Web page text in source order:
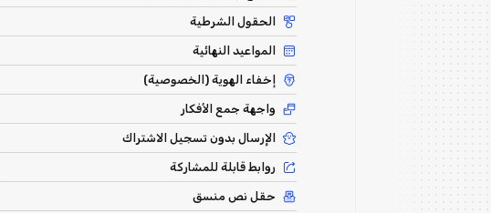
الحقول الشرطية
المواعيد النهائية
إخفاء الهوية (الخصوصية)
واجهة جمع الأفكار
الإرسال بدون تسجيل الاشتراك
روابط قابلة للمشاركة
حقل نص منسق